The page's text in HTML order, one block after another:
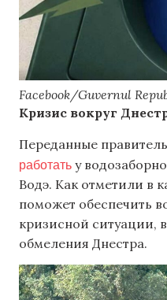
Facebook/Guvernul
Кризис вокруг
Переданные
работать у
Водэ. Как отметили в
поможет обеспечить
кризисной ситуации,
обмеления Днестра.